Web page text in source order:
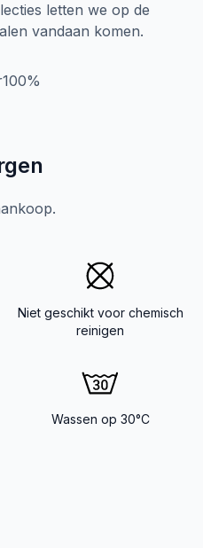
letten we op de
vandaan komen.
Niet geschikt voor chemisch
reinigen
Wassen op 30°C